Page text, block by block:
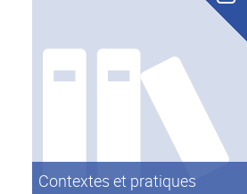
Contextes et pratiques